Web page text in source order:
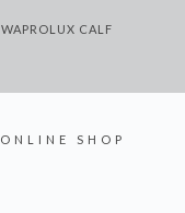
WAPROLUX CALF
ONLINE SHOP